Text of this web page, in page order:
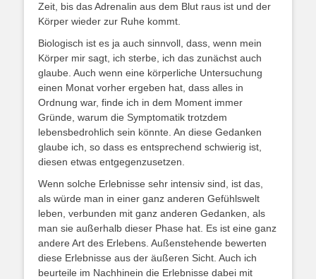
Zeit, bis das Adrenalin aus dem Blut raus ist und der
Körper wieder zur Ruhe kommt.
Biologisch ist es ja auch sinnvoll, dass, wenn mein
Körper mir sagt, ich sterbe, ich das zunächst auch
glaube. Auch wenn eine körperliche Untersuchung
einen Monat vorher ergeben hat, dass alles in
Ordnung war, finde ich in dem Moment immer
Gründe, warum die Symptomatik trotzdem
lebensbedrohlich sein könnte. An diese Gedanken
glaube ich, so dass es entsprechend schwierig ist,
diesen etwas entgegenzusetzen.
Wenn solche Erlebnisse sehr intensiv sind, ist das,
als würde man in einer ganz anderen Gefühlswelt
leben, verbunden mit ganz anderen Gedanken, als
man sie außerhalb dieser Phase hat. Es ist eine ganz
andere Art des Erlebens. Außenstehende bewerten
diese Erlebnisse aus der äußeren Sicht. Auch ich
beurteile im Nachhinein die Erlebnisse dabei mit